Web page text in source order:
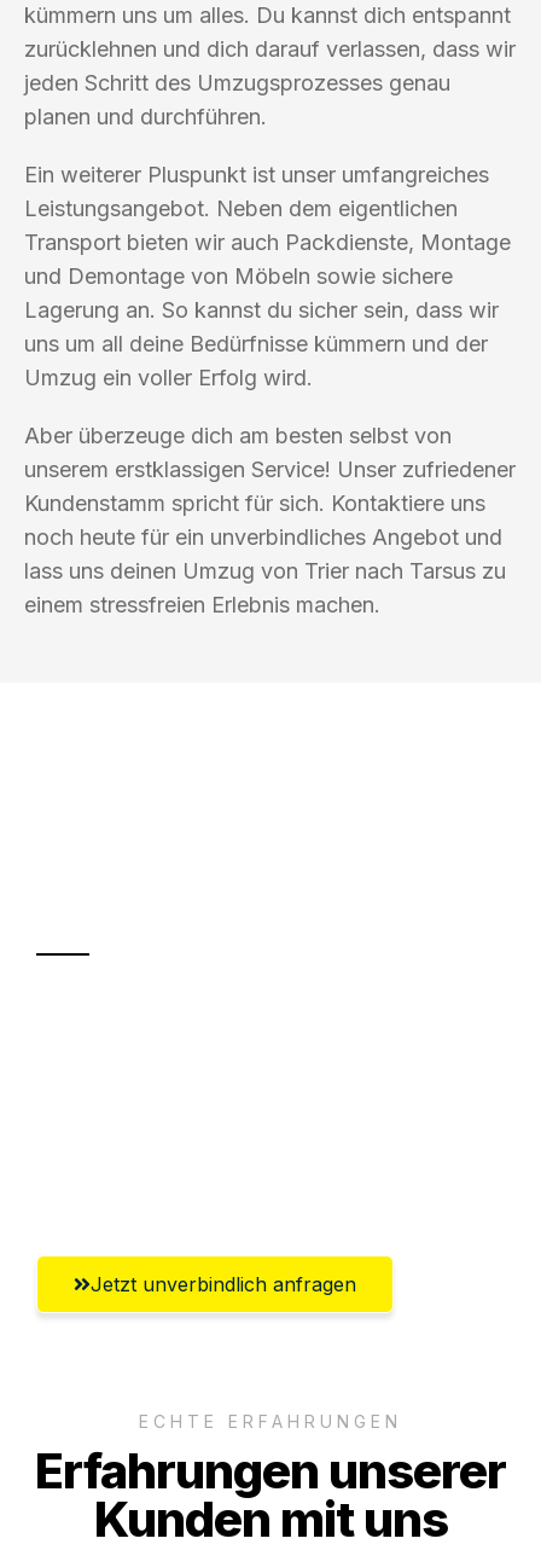
kümmern uns um alles. Du kannst dich entspannt
zurücklehnen und dich darauf verlassen, dass wir
jeden Schritt des Umzugsprozesses genau
planen und durchführen.
Ein weiterer Pluspunkt ist unser umfangreiches
Leistungsangebot. Neben dem eigentlichen
Transport bieten wir auch Packdienste, Montage
und Demontage von Möbeln sowie sichere
Lagerung an. So kannst du sicher sein, dass wir
uns um all deine Bedürfnisse kümmern und der
Umzug ein voller Erfolg wird.
Aber überzeuge dich am besten selbst von
unserem erstklassigen Service! Unser zufriedener
Kundenstamm spricht für sich. Kontaktiere uns
noch heute für ein unverbindliches Angebot und
lass uns deinen Umzug von Trier nach Tarsus zu
einem stressfreien Erlebnis machen.
Jetzt unverbindlich anfragen
ECHTE ERFAHRUNGEN
Erfahrungen unserer
Kunden mit uns